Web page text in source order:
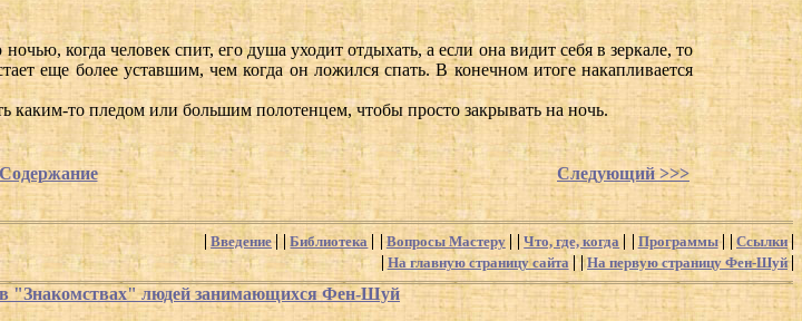
когда человек спит, его душа уходит отдыхать, а если она видит себя в зеркале, то
еще более уставшим, чем когда он ложился спать. В конечном итоге накапливается
каким-то пледом или большим полотенцем, чтобы просто закрывать на ночь.
Следующий >>>
Введение Библиотека Вопросы Мастеру Что, где, когда Программы
Ссылки
На главную страницу сайта
На первую страницу Фен-Шуй
"Знакомствах" людей занимающихся Фен-Шуй